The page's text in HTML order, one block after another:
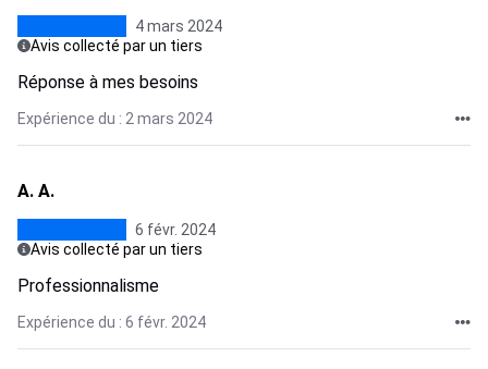
4 mars 2024
Avis collecté par un tiers
Réponse à mes besoins
Expérience du : 2 mars 2024
A. A.
6 févr. 2024
Avis collecté par un tiers
Professionnalisme
Expérience du : 6 févr. 2024